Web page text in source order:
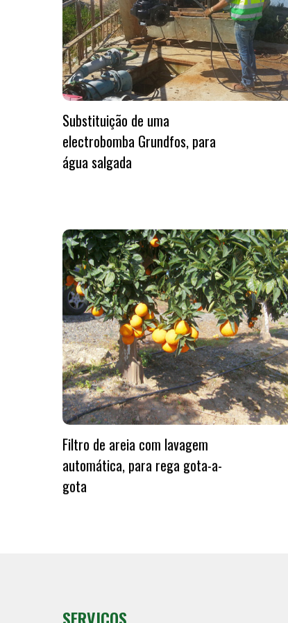
Substituição de uma
electrobomba Grundfos, para
água salgada
Filtro de areia com lavagem
automática, para rega gota-a-
gota